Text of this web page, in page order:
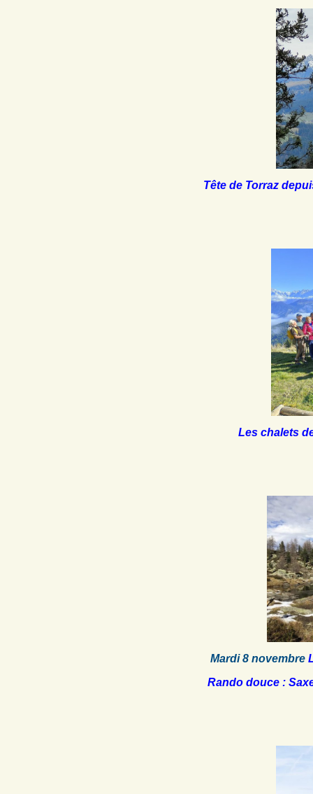
Tête de Torraz
Les chalets
Mardi 8 novembre
Rando douce :